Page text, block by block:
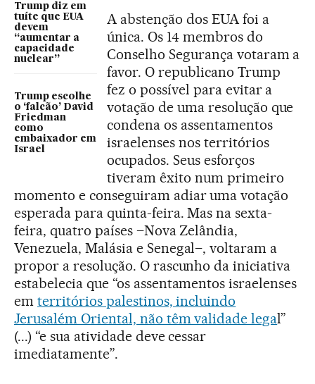
Trump diz em
tuíte que EUA
devem
“aumentar a
capacidade
nuclear”
Trump escolhe
o ‘falcão’ David
Friedman
como
embaixador em
Israel
A abstenção dos EUA foi a
única. Os 14 membros do
Conselho Segurança votaram a
favor. O republicano Trump
fez o possível para evitar a
votação de uma resolução que
condena os assentamentos
israelenses nos territórios
ocupados. Seus esforços
tiveram êxito num primeiro
momento e conseguiram adiar uma votação
esperada para quinta-feira. Mas na sexta-
feira, quatro países –Nova Zelândia,
Venezuela, Malásia e Senegal–, voltaram a
propor a resolução. O rascunho da iniciativa
estabelecia que “os assentamentos israelenses
em territórios palestinos, incluindo
Jerusalém Oriental, não têm validade legal”
(...) “e sua atividade deve cessar
imediatamente”.